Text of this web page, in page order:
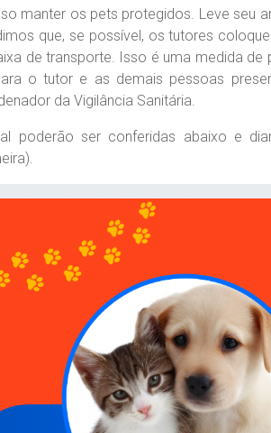
manter os pets protegidos. Leve seu
que, se possível, os tutores
de transporte. Isso é uma medida
o tutor e as demais pessoas
da Vigilância Sanitária.
poderão ser conferidas abaixo e